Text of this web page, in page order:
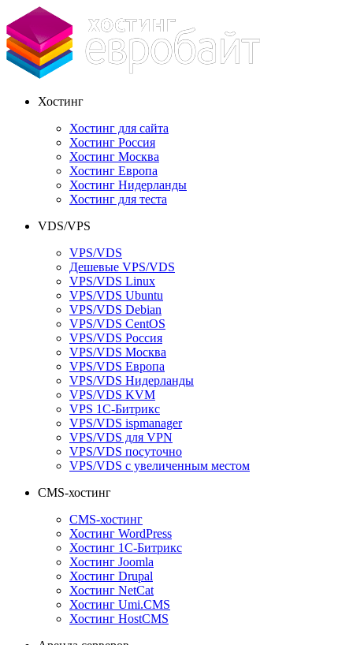
Хостинг
Хостинг для сайта
Хостинг Россия
Хостинг Москва
Хостинг Европа
Хостинг Нидерланды
Хостинг для теста
VDS/VPS
VPS/VDS
Дешевые VPS/VDS
VPS/VDS Linux
VPS/VDS Ubuntu
VPS/VDS Debian
VPS/VDS CentOS
VPS/VDS Россия
VPS/VDS Москва
VPS/VDS Европа
VPS/VDS Нидерланды
VPS/VDS KVM
VPS 1С-Битрикс
VPS/VDS ispmanager
VPS/VDS для VPN
VPS/VDS посуточно
VPS/VDS с увеличенным местом
CMS-хостинг
CMS-хостинг
Хостинг WordPress
Хостинг 1С-Битрикс
Хостинг Joomla
Хостинг Drupal
Хостинг NetCat
Хостинг Umi.CMS
Хостинг HostCMS